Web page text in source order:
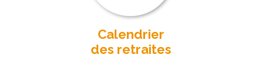
Calendrier
des retraites